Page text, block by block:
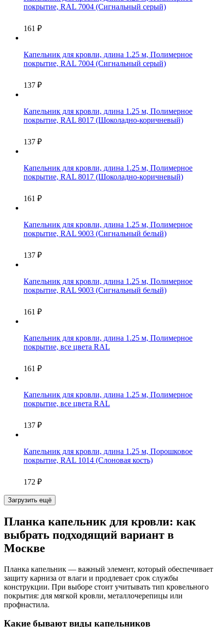
покрытие, RAL 7004 (Сигнальный серый)
161 ₽
Капельник для кровли, длина 1.25 м, Полимерное
покрытие, RAL 7004 (Сигнальный серый)
137 ₽
Капельник для кровли, длина 1.25 м, Полимерное
покрытие, RAL 8017 (Шоколадно-коричневый)
137 ₽
Капельник для кровли, длина 1.25 м, Полимерное
покрытие, RAL 8017 (Шоколадно-коричневый)
161 ₽
Капельник для кровли, длина 1.25 м, Полимерное
покрытие, RAL 9003 (Сигнальный белый)
137 ₽
Капельник для кровли, длина 1.25 м, Полимерное
покрытие, RAL 9003 (Сигнальный белый)
161 ₽
Капельник для кровли, длина 1.25 м, Полимерное
покрытие, все цвета RAL
161 ₽
Капельник для кровли, длина 1.25 м, Полимерное
покрытие, все цвета RAL
137 ₽
Капельник для кровли, длина 1.25 м, Порошковое
покрытие, RAL 1014 (Слоновая кость)
172 ₽
Загрузить ещё
Планка капельник для кровли: как
выбрать подходящий вариант в
Москве
Планка капельник — важный элемент, который обеспечивает
защиту карниза от влаги и продлевает срок службы
конструкции. При выборе стоит учитывать тип кровельного
покрытия: для мягкой кровли, металлочерепицы или
профнастила.
Какие бывают виды капельников